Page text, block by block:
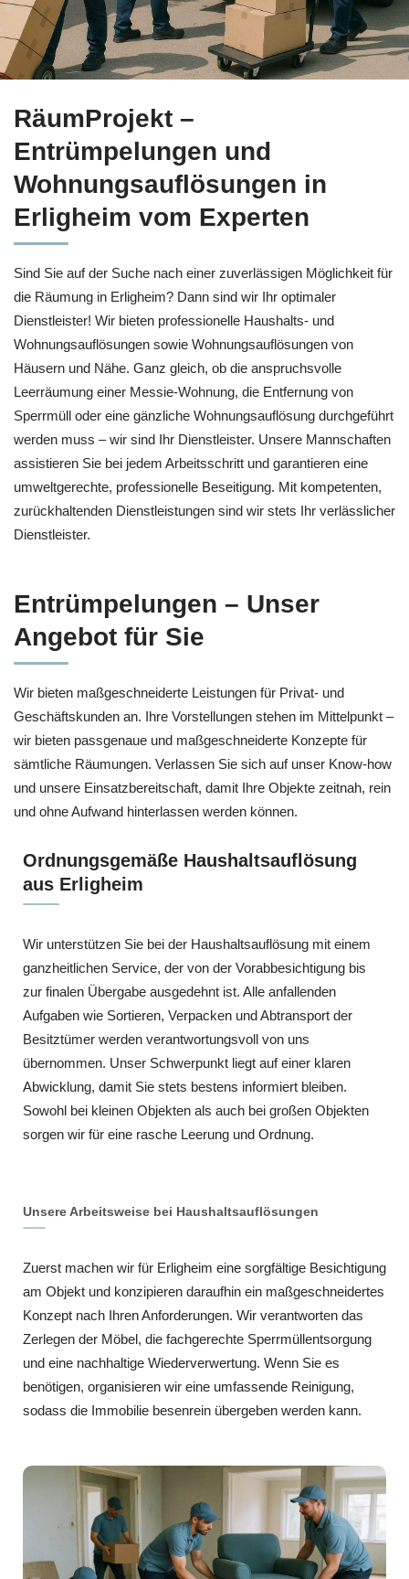
RäumProjekt –
Entrümpelungen und
Wohnungsauflösungen in
Erligheim vom Experten
Sind Sie auf der Suche nach einer zuverlässigen Möglichkeit für
die Räumung in Erligheim? Dann sind wir Ihr optimaler
Dienstleister! Wir bieten professionelle Haushalts- und
Wohnungsauflösungen sowie Wohnungsauflösungen von
Häusern und Nähe. Ganz gleich, ob die anspruchsvolle
Leerräumung einer Messie-Wohnung, die Entfernung von
Sperrmüll oder eine gänzliche Wohnungsauflösung durchgeführt
werden muss – wir sind Ihr Dienstleister. Unsere Mannschaften
assistieren Sie bei jedem Arbeitsschritt und garantieren eine
umweltgerechte, professionelle Beseitigung. Mit kompetenten,
zurückhaltenden Dienstleistungen sind wir stets Ihr verlässlicher
Dienstleister.
Entrümpelungen – Unser
Angebot für Sie
Wir bieten maßgeschneiderte Leistungen für Privat- und
Geschäftskunden an. Ihre Vorstellungen stehen im Mittelpunkt –
wir bieten passgenaue und maßgeschneiderte Konzepte für
sämtliche Räumungen. Verlassen Sie sich auf unser Know-how
und unsere Einsatzbereitschaft, damit Ihre Objekte zeitnah, rein
und ohne Aufwand hinterlassen werden können.
Ordnungsgemäße Haushaltsauflösung
aus Erligheim
Wir unterstützen Sie bei der Haushaltsauflösung mit einem
ganzheitlichen Service, der von der Vorabbesichtigung bis
zur finalen Übergabe ausgedehnt ist. Alle anfallenden
Aufgaben wie Sortieren, Verpacken und Abtransport der
Besitztümer werden verantwortungsvoll von uns
übernommen. Unser Schwerpunkt liegt auf einer klaren
Abwicklung, damit Sie stets bestens informiert bleiben.
Sowohl bei kleinen Objekten als auch bei großen Objekten
sorgen wir für eine rasche Leerung und Ordnung.
Unsere Arbeitsweise bei Haushaltsauflösungen
Zuerst machen wir für Erligheim eine sorgfältige Besichtigung
am Objekt und konzipieren daraufhin ein maßgeschneidertes
Konzept nach Ihren Anforderungen. Wir verantworten das
Zerlegen der Möbel, die fachgerechte Sperrmüllentsorgung
und eine nachhaltige Wiederverwertung. Wenn Sie es
benötigen, organisieren wir eine umfassende Reinigung,
sodass die Immobilie besenrein übergeben werden kann.